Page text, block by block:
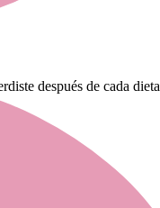
después de cada dieta